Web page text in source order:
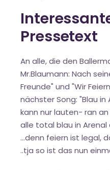
Pressetext
An alle, die den
Mr.Blaumann: Nach
Freunde" und "Wir
nächster Song: "Blau
kann nur lauten- ran
alle total blau in
...denn feiern ist legal,
..tja so ist das nun